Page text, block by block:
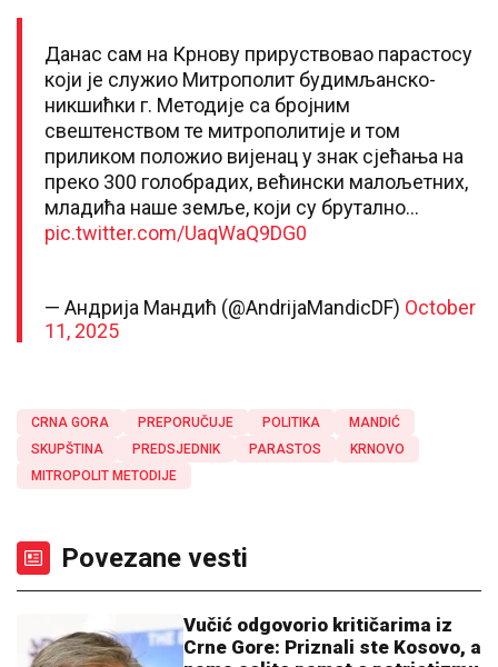
Данас сам на Крнову прируствовао парастосу
који је служио Митрополит будимљанско-
никшићки г. Методије са бројним
свештенством те митрополитије и том
приликом положио вијенац у знак сјећања на
преко 300 голобрадих, већински малољетних,
младића наше земље, који су брутално…
pic.twitter.com/UaqWaQ9DG0
— Андрија Мандић (@AndrijaMandicDF) October
11, 2025
CRNA GORA PREPORUČUJE POLITIKA
MANDIĆ
SKUPŠTINA
PREDSJEDNIK PARASTOS
KRNOVO
MITROPOLIT METODIJE
Povezane vesti
Vučić odgovorio kritičarima iz
Crne Gore: Priznali ste Kosovo, a